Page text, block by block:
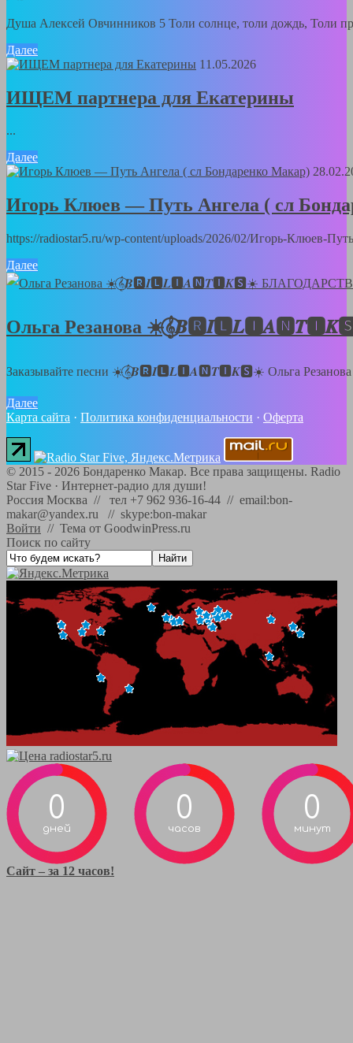
Душа Алексей Овчинников 5 Толи солнце, толи дождь, Толи
Далее
11.05.2026
ИЩЕМ партнера для Екатерины
...
Далее
Игорь Клюев — Путь Ангела ( сл
https://radiostar5.ru/wp-content/uploads/2026/02/Игорь-Клюев-
Далее
Ольга Резанова
Заказывайте песни ☀️𝄞⃝𝑩🆁𝑰🅻𝑳🅸𝑨🅽𝑻🅸𝑲🆂☀️ Ольга Резанова
Далее
Карта сайта · Политика конфиденциальности · Оферта
© 2015 - 2026 Бондаренко Макар. Все права защищены. Radio
Star Five · Интернет-радио для души!
Россия Москва // тел +7 962 936-16-44 // email:bon-
makar@yandex.ru // skype:bon-makar
Войти // Тема от GoodwinPress.ru
Поиск по сайту
0
дней
0
часов
0
минут
Сайт – за 12 часов!